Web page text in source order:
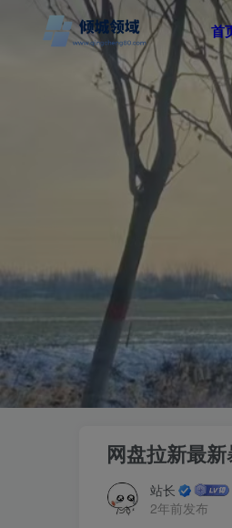
首
网盘拉新最
站长
2年前发布